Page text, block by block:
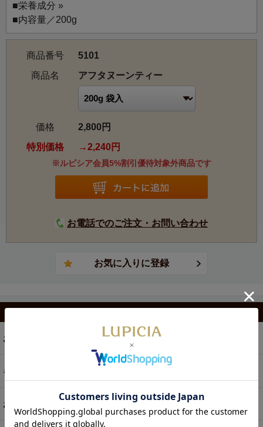
■栄養成分 »
■内容量／200g
商品番号
5101
商品名
アフタヌーンティー
価格
2,800円
特別価格
2,240円
※ルピシア会員5%割引優待対象外商品です
お電話でのご注文・お問い合わせ
お茶
ギフト
お菓子・食品・飲料